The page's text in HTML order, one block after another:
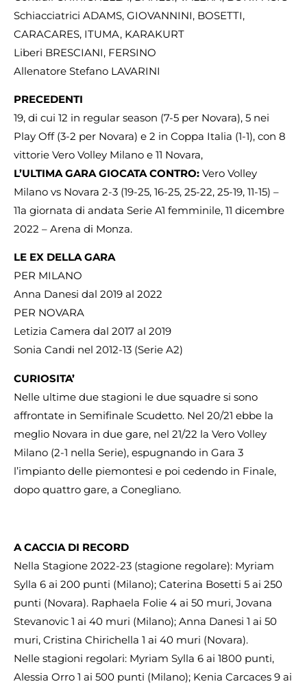
Schiacciatrici ADAMS, GIOVANNINI, BOSETTI,
CARACARES, ITUMA, KARAKURT
Liberi BRESCIANI, FERSINO
Allenatore Stefano LAVARINI
PRECEDENTI
19, di cui 12 in regular season (7-5 per Novara), 5 nei
Play Off (3-2 per Novara) e 2 in Coppa Italia (1-1), con 8
vittorie Vero Volley Milano e 11 Novara,
L’ULTIMA GARA GIOCATA CONTRO: Vero Volley
Milano vs Novara 2-3 (19-25, 16-25, 25-22, 25-19, 11-15) –
11a giornata di andata Serie A1 femminile, 11 dicembre
2022 – Arena di Monza.
LE EX DELLA GARA
PER MILANO
Anna Danesi dal 2019 al 2022
PER NOVARA
Letizia Camera dal 2017 al 2019
Sonia Candi nel 2012-13 (Serie A2)
CURIOSITA’
Nelle ultime due stagioni le due squadre si sono
affrontate in Semifinale Scudetto. Nel 20/21 ebbe la
meglio Novara in due gare, nel 21/22 la Vero Volley
Milano (2-1 nella Serie), espugnando in Gara 3
l’impianto delle piemontesi e poi cedendo in Finale,
dopo quattro gare, a Conegliano.
A CACCIA DI RECORD
Nella Stagione 2022-23 (stagione regolare): Myriam
Sylla 6 ai 200 punti (Milano); Caterina Bosetti 5 ai 250
punti (Novara). Raphaela Folie 4 ai 50 muri, Jovana
Stevanovic 1 ai 40 muri (Milano); Anna Danesi 1 ai 50
muri, Cristina Chirichella 1 ai 40 muri (Novara).
Nelle stagioni regolari: Myriam Sylla 6 ai 1800 punti,
Alessia Orro 1 ai 500 punti (Milano); Kenia Carcaces 9 ai